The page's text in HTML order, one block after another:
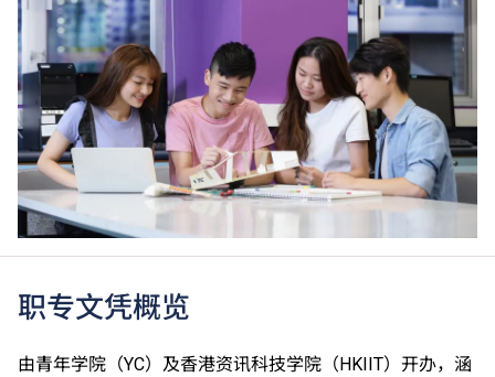
职专文凭概览
由青年学院（YC）及香港资讯科技学院（HKIIT）开办，涵